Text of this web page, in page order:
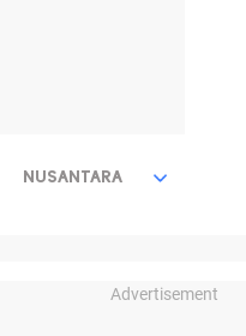
NUSANTARA
Advertisement